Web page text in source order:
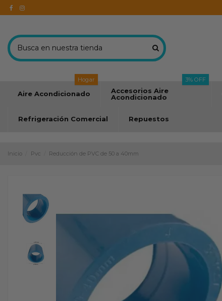
Aire Acondicionado
Hogar
Accesorios Aire
Acondicionado
3% OFF
Refrigeración Comercial Repuestos
Inicio Pvc Reducción de PVC de 50 a 40mm